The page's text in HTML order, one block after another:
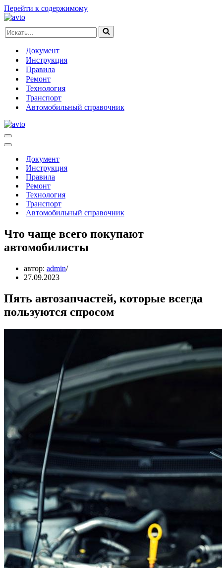
Перейти к содержимому
Искать...
Документ
Инструкция
Правила
Ремонт
Технология
Транспорт
Автомобильный справочник
Меню
навигации
Меню
навигацииДокумент
Инструкция
Правила
Ремонт
Технология
Транспорт
Автомобильный справочник
Что чаще всего покупают
автомобилисты
автор: admin
27.09.2023
Пять автозапчастей, которые всегда
пользуются спросом